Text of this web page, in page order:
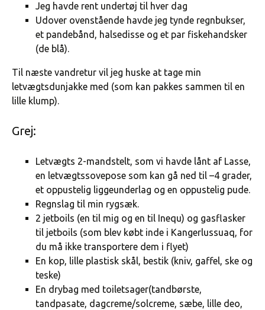
Jeg havde rent undertøj til hver dag
Udover ovenstående havde jeg tynde regnbukser,
et pandebånd, halsedisse og et par fiskehandsker
(de blå).
Til næste vandretur vil jeg huske at tage min
letvægtsdunjakke med (som kan pakkes sammen til en
lille klump).
Grej:
Letvægts 2-mandstelt, som vi havde lånt af Lasse,
en letvægtssovepose som kan gå ned til –4 grader,
et oppustelig liggeunderlag og en oppustelig pude.
Regnslag til min rygsæk.
2 jetboils (en til mig og en til Inequ) og gasflasker
til jetboils (som blev købt inde i Kangerlussuaq, for
du må ikke transportere dem i flyet)
En kop, lille plastisk skål, bestik (kniv, gaffel, ske og
teske)
En drybag med toiletsager(tandbørste,
tandpasate, dagcreme/solcreme, sæbe, lille deo,